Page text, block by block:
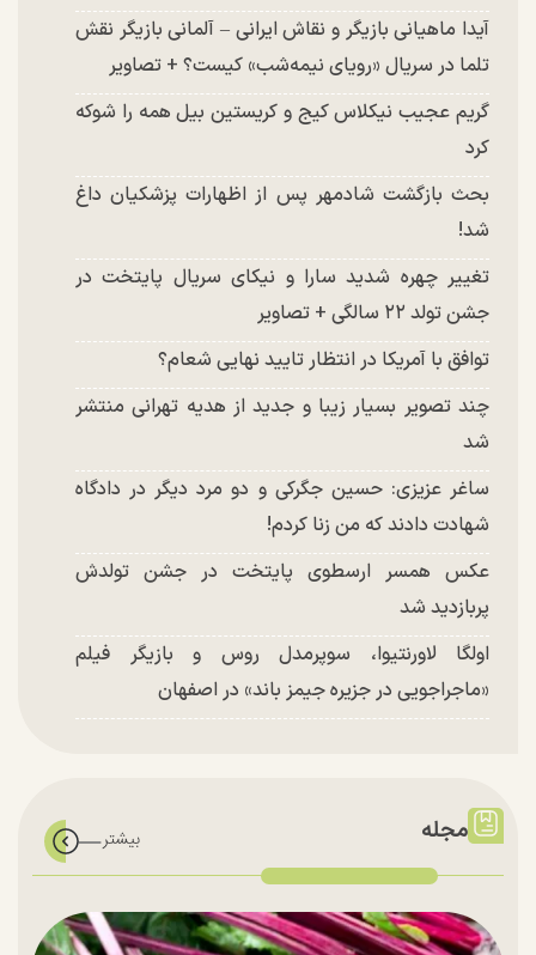
آیدا ماهیانی بازیگر و نقاش ایرانی – آلمانی بازیگر نقش
تلما در سریال «رویای نیمه‌شب» کیست؟ + تصاویر
گریم عجیب نیکلاس کیج و کریستین بیل همه را شوکه
کرد
بحث بازگشت شادمهر پس از اظهارات پزشکیان داغ
شد!
تغییر چهره شدید سارا و نیکای سریال پایتخت در
جشن تولد ۲۲ سالگی + تصاویر
توافق با آمریکا در انتظار تایید نهایی شعام؟
چند تصویر بسیار زیبا و جدید از هدیه تهرانی منتشر
شد
ساغر عزیزی: حسین جگرکی و دو مرد دیگر در دادگاه
شهادت دادند که من زنا کردم!
عکس همسر ارسطوی پایتخت در جشن تولدش
پربازدید شد
اولگا لاورنتیوا، سوپرمدل روس و بازیگر فیلم
«ماجراجویی در جزیره جیمز باند» در اصفهان
مجله